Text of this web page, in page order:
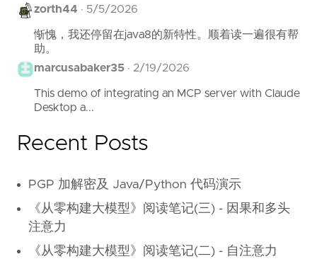
zorth44 · 5/5/2026
惭愧，我还停留在java8的新特性。顺着读一遍很有帮
助。
marcusabaker35 · 2/19/2026
This demo of integrating an MCP server with Claude
Desktop a...
Recent Posts
PGP 加解密及 Java/Python 代码演示
《从零构建大模型》阅读笔记(三) - 因果和多头
注意力
《从零构建大模型》阅读笔记(二) - 自注意力